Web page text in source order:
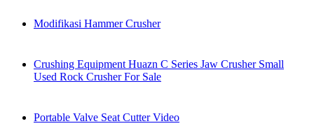
Modifikasi Hammer Crusher
Crushing Equipment Huazn C Series Jaw Crusher Small
Used Rock Crusher For Sale
Portable Valve Seat Cutter Video